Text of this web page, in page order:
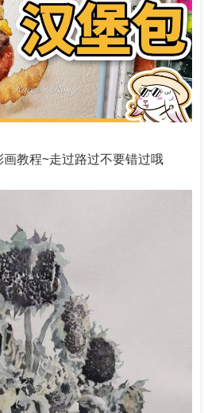
教程~走过路过不要错过哦